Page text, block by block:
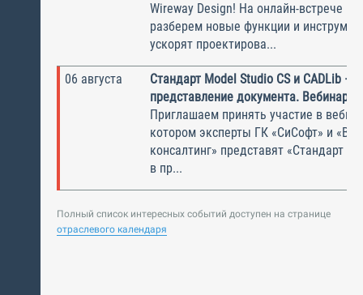
Wireway Design! На онлайн-встрече
разберем новые функции и
ускорят проектирова...
06 августа
Стандарт Model Studio CS и CADLib —
представление документа. Вебинар
Приглашаем принять участие в
котором эксперты ГК «СиСофт» и
консалтинг» представят «Стандарт
в пр...
Полный список интересных событий доступен на странице
отраслевого календаря